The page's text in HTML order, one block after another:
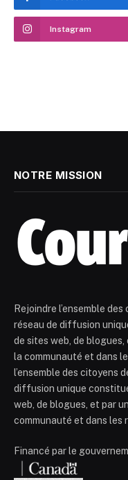
Instagram
NOTRE MISSION
Rejoindre l’ensemble
réseau de diffusion
de sites web, de
la communauté et dans
l’ensemble des citoyens
diffusion unique
web, de blogues, et par
communauté et dans les
Financé par le